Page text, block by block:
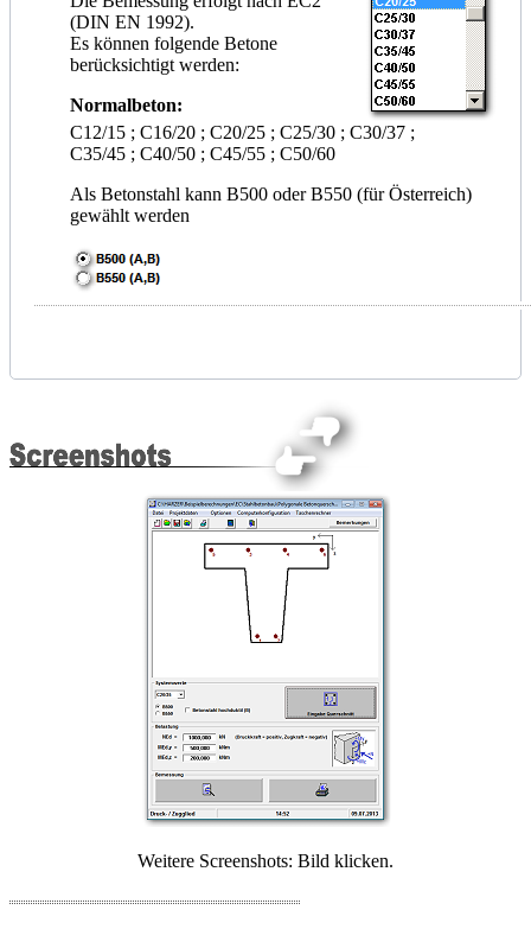
(DIN EN 1992).
Es können folgende Betone
berücksichtigt werden:
Normalbeton:
C12/15 ; C16/20 ; C20/25 ; C25/30 ; C30/37 ;
C35/45 ; C40/50 ; C45/55 ; C50/60
Als Betonstahl kann B500 oder B550 (für Österreich)
gewählt werden
Weitere Screenshots: Bild klicken.